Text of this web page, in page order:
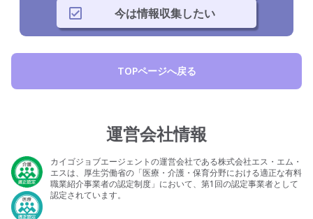
今は情報収集したい
TOPページへ戻る
運営会社情報
カイゴジョブエージェントの運営会社である株式会社エス・エム・
エスは、厚生労働省の「医療・介護・保育分野における適正な有料
職業紹介事業者の認定制度」において、第1回の認定事業者として
認定されています。